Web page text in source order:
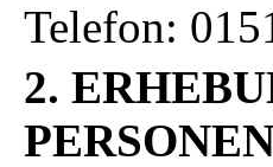
Telefon:
2.